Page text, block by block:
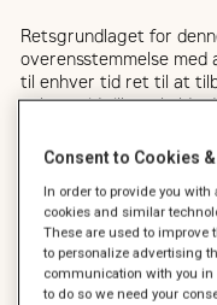
Retsgrundlaget for
overensstemmelse med
til enhver tid ret til at
enhver tid tilbagekalde
Hvis du har
via en formular, som
oplysninger kræves, for
Consent to Cookies
In order to provide you
cookies and similar
These are used to improve
to personalize advertising
communication with you in
to do so we need your